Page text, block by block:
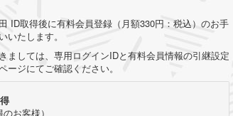
ID取得後に有料会員登録（月額330円：税込）のお手
たします。
ましては、専用ログインIDと有料会員情報の引継設定
ジにてご確認ください。
お客様）